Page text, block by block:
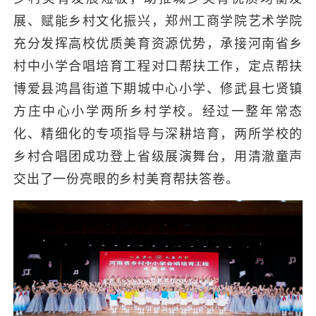
展、赋能乡村文化振兴，郑州工商学院艺术学院
充分发挥高校优质美育资源优势，承接河南省乡
村中小学合唱培育工程对口帮扶工作，定点帮扶
博爱县鸿昌街道下期城中心小学、修武县七贤镇
方庄中心小学两所乡村学校。经过一整年常态
化、精细化的专项指导与深耕培育，两所学校的
乡村合唱团成功登上省级展演舞台，用清澈童声
交出了一份亮眼的乡村美育帮扶答卷。